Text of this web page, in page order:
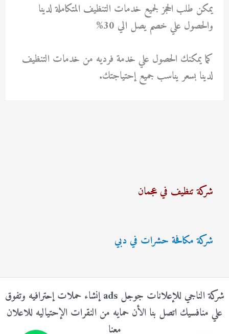
يمكن طلب الحجز لجميع خدمات التنظيف المتكاملة لدينا
والحصول علي خصم يصل الي 30%
كما يمكنك الحصول علي خدمة فرديه من خدمات التنظيف
لدينا بسعر يناسب جميع إحتياجتك.
شركة تنظيف في عجمان
شركة مكافحة حشرات في دبي
شركة الناجي للإعلانات جوجل ads إنشاء حملات إحترافيه وتفوق
علي منافسيك اتصل بنا الأن حمايه من النقرات الإحتياليه للاعلان
معنا